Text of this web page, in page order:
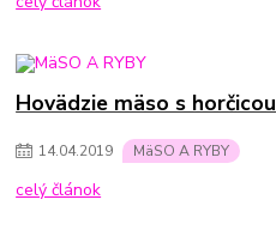
Hovädzie mäso s horčicou
14.04.2019 MäSO A RYBY
celý článok